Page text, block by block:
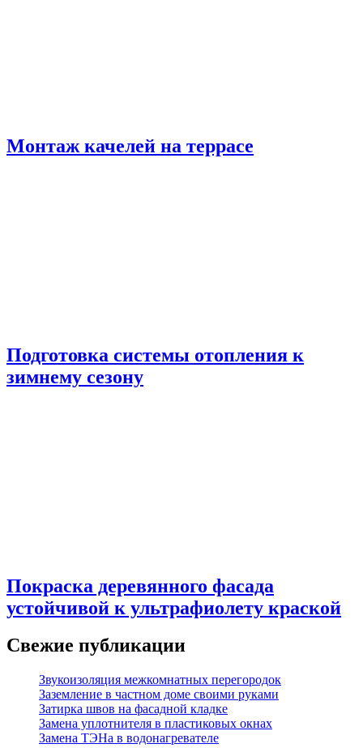
Монтаж качелей на террасе
Подготовка системы отопления к
зимнему сезону
Покраска деревянного фасада
устойчивой к ультрафиолету краской
Свежие публикации
Звукоизоляция межкомнатных перегородок
Заземление в частном доме своими руками
Затирка швов на фасадной кладке
Замена уплотнителя в пластиковых окнах
Замена ТЭНа в водонагревателе